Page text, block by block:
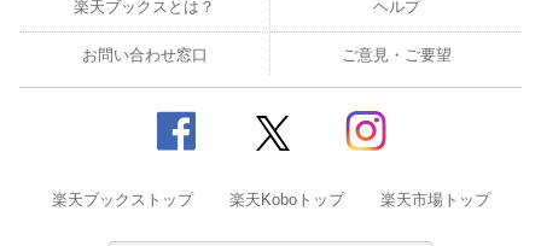
楽天ブックスとは？ ヘルプ
お問い合わせ窓口 ご意見・ご要望
楽天ブックストップ 楽天Koboトップ 楽天市場トップ